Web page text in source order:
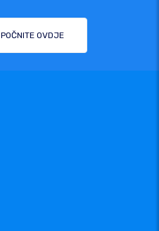
POČNITE OVDJE